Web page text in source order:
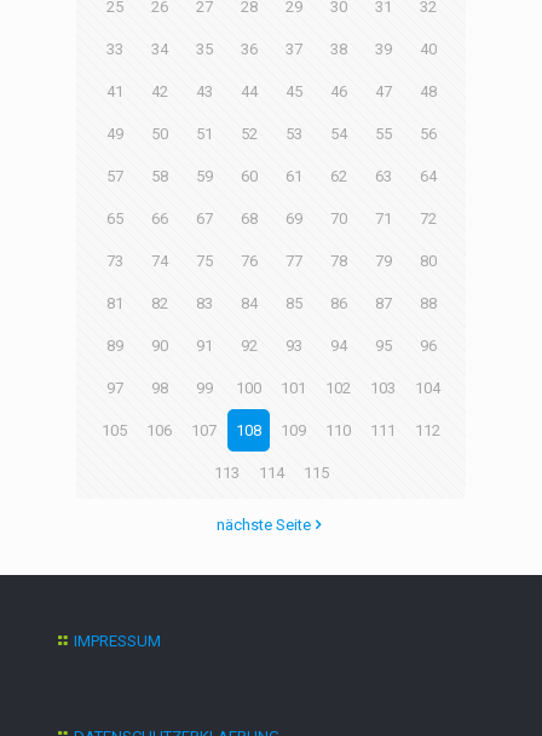
25 26 27 28 29 30 31 32
33 34 35 36 37 38 39 40
41 42 43 44 45 46 47 48
49 50 51 52 53 54 55 56
57 58 59 60 61 62 63 64
65 66 67 68 69 70 71 72
73 74 75 76 77 78 79 80
81 82 83 84 85 86 87 88
89 90 91 92 93 94 95 96
97 98 99 100 101 102 103 104
105 106 107 108 109 110 111 112
113 114 115
nächste Seite
IMPRESSUM